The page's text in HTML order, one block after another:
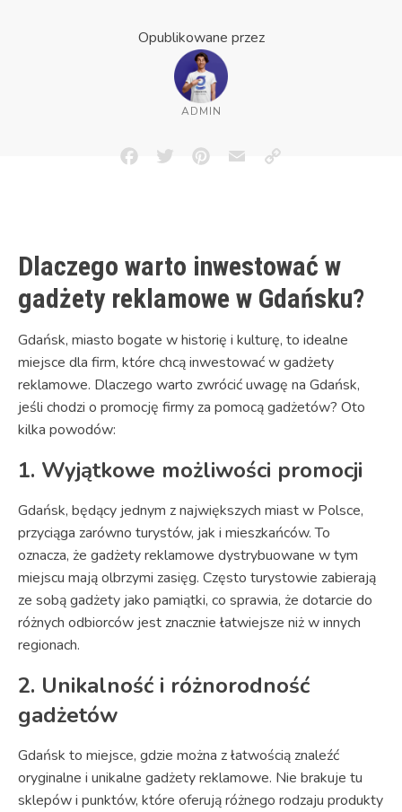
Opublikowane przez
ADMIN
FacebookTwitterPinterestEmailCopy
Dlaczego warto inwestować w
gadżety reklamowe w Gdańsku?
Gdańsk, miasto bogate w historię i kulturę, to idealne
miejsce dla firm, które chcą inwestować w gadżety
reklamowe. Dlaczego warto zwrócić uwagę na Gdańsk,
jeśli chodzi o promocję firmy za pomocą gadżetów? Oto
kilka powodów:
1. Wyjątkowe możliwości promocji
Gdańsk, będący jednym z największych miast w Polsce,
przyciąga zarówno turystów, jak i mieszkańców. To
oznacza, że gadżety reklamowe dystrybuowane w tym
miejscu mają olbrzymi zasięg. Często turystowie zabierają
ze sobą gadżety jako pamiątki, co sprawia, że dotarcie do
różnych odbiorców jest znacznie łatwiejsze niż w innych
regionach.
2. Unikalność i różnorodność
gadżetów
Gdańsk to miejsce, gdzie można z łatwością znaleźć
oryginalne i unikalne gadżety reklamowe. Nie brakuje tu
sklepów i punktów, które oferują różnego rodzaju produkty